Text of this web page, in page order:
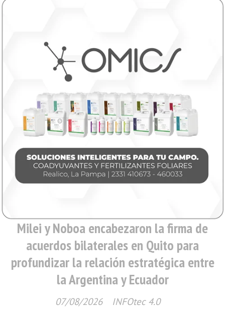
nuevas reglas de expropiación
InfoTec 4.0
07/08/2026
Milei y Noboa encabezaron la firma de
acuerdos bilaterales en Quito para
profundizar la relación estratégica entre
la Argentina y Ecuador
INFOtec 4.0
07/08/2026